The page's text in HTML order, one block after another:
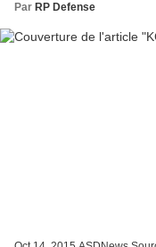
Par RP Defense